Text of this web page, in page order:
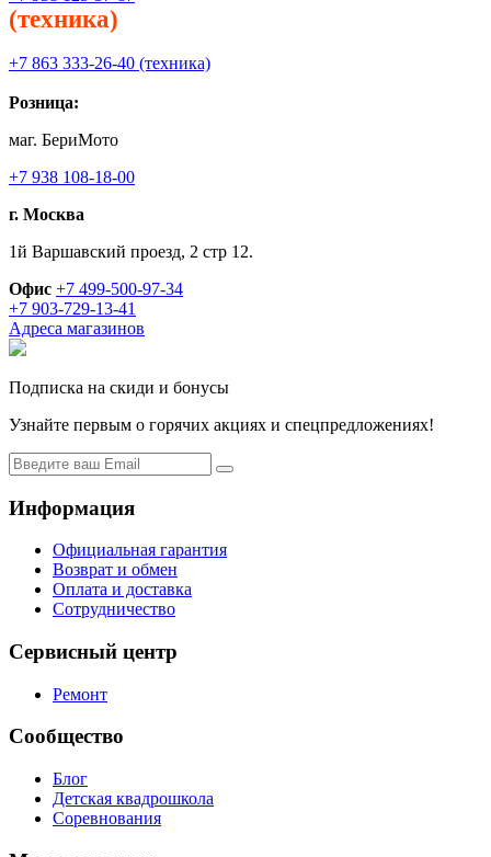
(техника)
+7 863 333-26-40 (техника)
Розница:
маг. БериМото
+7 938 108-18-00
г. Москва
1й Варшавский проезд, 2 стр 12.
Офис +7 499-500-97-34
+7 903-729-13-41
Адреса магазинов
Подписка на скиди и бонусы
Узнайте первым о горячих акциях и спецпредложениях!
Информация
Официальная гарантия
Возврат и обмен
Оплата и доставка
Сотрудничество
Сервисный центр
Ремонт
Сообщество
Блог
Детская квадрошкола
Соревнования